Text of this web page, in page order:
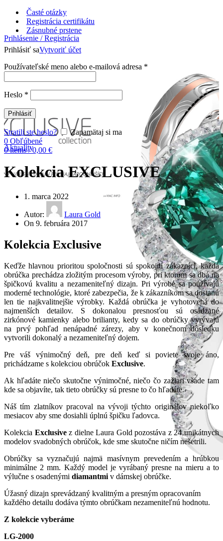
Časté otázky
Registrácia certifikátu
Prihlásenie / Registrácia
Prihlásiť saVytvoriť účet
Používateľské meno alebo e-mailová adresa *
Heslo *
Prihlásiť
Stratili ste heslo?
Zapamätaj si ma
0 Obľúbené
0items / 0,00 €
Zásnubné prstene
Aktuality
Kolekcia EXCLUSIVE
1. marca 2022
Autor:
Laura Gold
On 9. februára 2017
Kolekcia Exclusive
Keďže hlavnou prioritou spoločnosti sú spokojní zákazníci, každá
obrúčka prechádza zložitým procesom výroby, pri ktorom sa dbá na
špičkovú kvalitu a nezameniteľný dizajn. Pri výrobe sa používajú
moderné technológie, ktoré zabezpečia, že k zákazníkom sa dostanú
len tie najkvalitnejšie výrobky. Každá obrúčka je vyhotovená do
najmenších detailov. S dokonalou presnosťou sú osádzané
zirkónové kamienky alebo brilianty, kedy sa do obrúčky vyrývajú
na prvý pohľad nenápadné zárezy, aby v konečnom dôsledku
vytvorili dokonalý a nezameniteľný dojem.
Pre váš výnimočný deň, pre deň keď si poviete svoje áno,
prichádzame s kolekciou obrúčok Exclusive.
Ak hľadáte niečo skutočne výnimočné, niečo čo zažiari všade tam
kde sa objavíte, tak tieto obrúčky sú presne to čo hľadáte.
Náš tím zlatníkov pracoval na vývoji týchto originálov niekoľko
mesiacov aby sme dosiahli úplnú špičku ľadovca.
Kolekcia Exclusivez dielne Laura Gold pozostáva z 24 unikátnych
modelov svadobných obrúčok, kde sme skutočne ničím nešetrili.
Obrúčky sa vyznačujú najmä masívnym prevedením a hrúbkou
minimálne 2 mm. Každý model je vyrábaný presne na mieru a to
výlučne s osadenými diamantmi v dámskej obrúčke.
Úžasný dizajn sprevádzaný kvalitným a presným opracovaním
každého detailu dodáva týmto obrúčkam nezameniteľnú hodnotu.
Z kolekcie vyberáme
LG-2000